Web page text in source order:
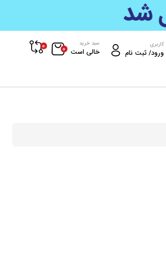
کاربری
ورود/ ثبت نام
سبد خرید
خالی است 0
0